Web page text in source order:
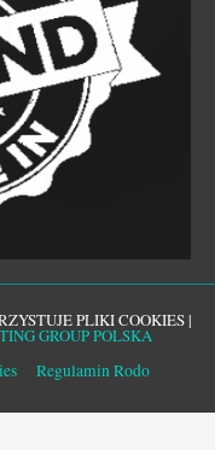
PLIKI COOKIES |
GROUP POLSKA
Regulamin Rodo